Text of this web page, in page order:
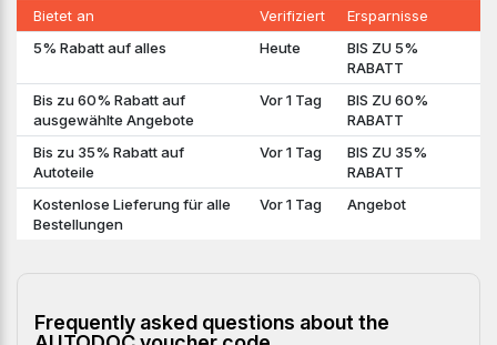
Bietet an Verifiziert
Ersparnisse
5% Rabatt auf alles
Heute
BIS ZU 5%
RABATT
Bis zu 60% Rabatt auf
ausgewählte Angebote
Vor 1 Tag
BIS ZU 60%
RABATT
Bis zu 35% Rabatt auf
Autoteile
Vor 1 Tag
BIS ZU 35%
RABATT
Kostenlose Lieferung für alle
Bestellungen
Vor 1 Tag Angebot
Frequently asked questions about the